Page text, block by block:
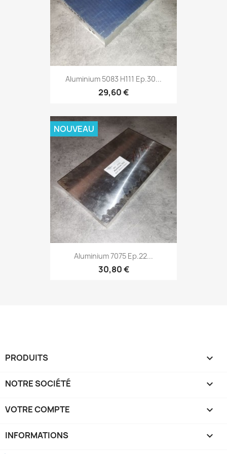
Aluminium 5083 H111 Ep.30...
29,60 €
Aluminium 7075 Ep.22...
30,80 €
NOUVEAU
PRODUITS 
NOTRE SOCIÉTÉ 
VOTRE COMPTE 
INFORMATIONS keyboard_arrow_down